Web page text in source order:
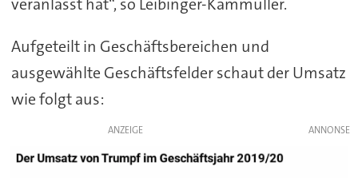
Aufgeteilt in Geschäftsbereichen und
ausgewählte Geschäftsfelder schaut der Umsatz
wie folgt aus:
ANZEIGE